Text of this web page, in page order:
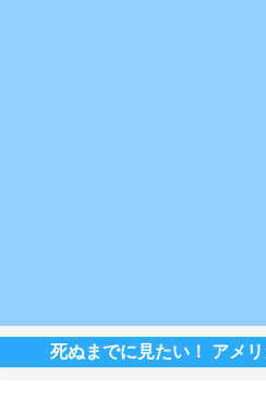
死ぬまでに見たい！ アメ